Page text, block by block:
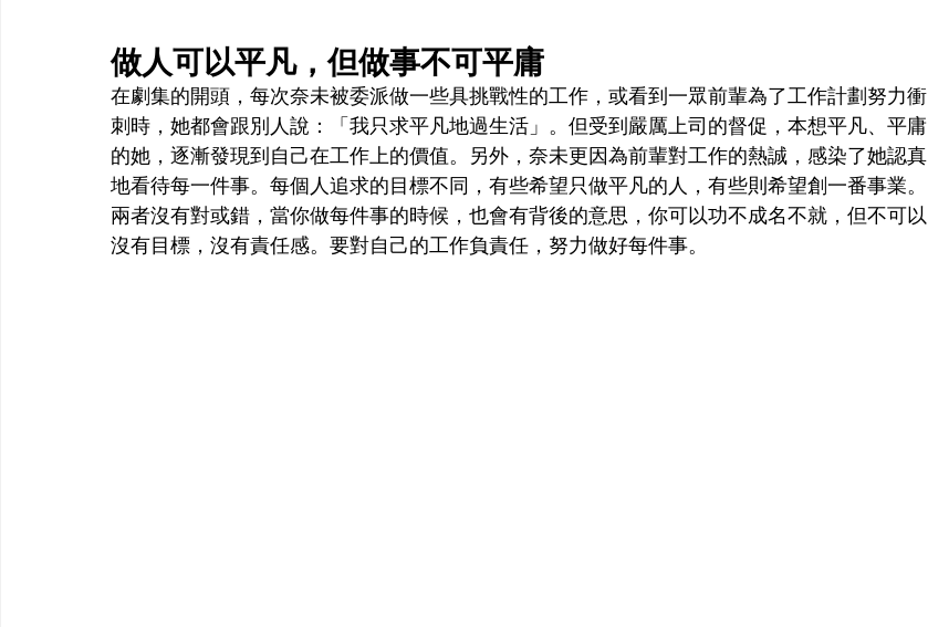
做人可以平凡，但做事不可平庸
在劇集的開頭，每次奈未被委派做一些具挑戰性的工作，或看到一眾前輩為了工作計劃努力衝
刺時，她都會跟別人說：「我只求平凡地過生活」。但受到嚴厲上司的督促，本想平凡、平庸
的她，逐漸發現到自己在工作上的價值。另外，奈未更因為前輩對工作的熱誠，感染了她認真
地看待每一件事。每個人追求的目標不同，有些希望只做平凡的人，有些則希望創一番事業。
兩者沒有對或錯，當你做每件事的時候，也會有背後的意思，你可以功不成名不就，但不可以
沒有目標，沒有責任感。要對自己的工作負責任，努力做好每件事。